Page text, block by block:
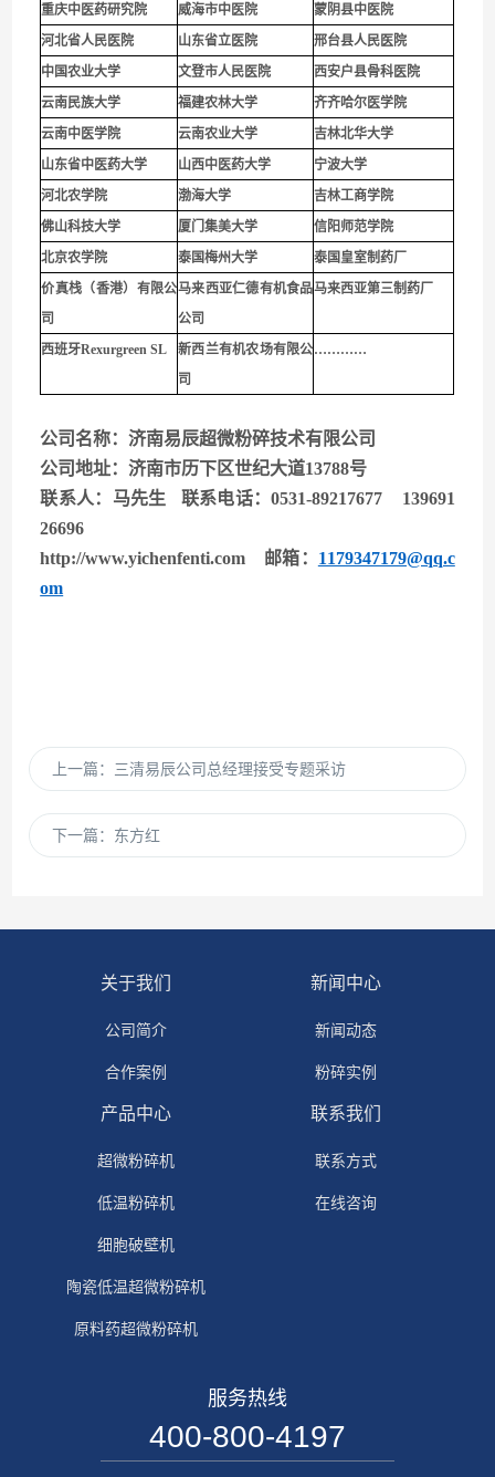
重庆中医药研究院 威海市中医院
蒙阴县中医院
河北省人民医院
山东省立医院
邢台县人民医院
中国农业大学
文登市人民医院
西安户县骨科医院
云南民族大学
福建农林大学
齐齐哈尔医学院
云南中医学院
云南农业大学
吉林北华大学
山东省中医药大学
山西中医药大学
宁波大学
河北农学院
渤海大学
吉林工商学院
佛山科技大学
厦门集美大学
信阳师范学院
北京农学院
泰国梅州大学
泰国皇室制药厂
价真栈（香港）有限公
司
马来西亚仁德有机食品
公司
马来西亚第三制药厂
西班牙Rexurgreen SL
新西兰有机农场有限公
司
…………
公司名称：济南易辰超微粉碎技术有限公司
公司地址：济南市历下区世纪大道13788号
联系人：马先生 联系电话：0531-89217677 139691
26696
http://www.yichenfenti.com
邮箱： 1179347179@qq.c
om
上一篇： 三清易辰公司总经理接受专题采访
下一篇： 东方红
关于我们
公司简介
合作案例
新闻中心
新闻动态
粉碎实例
产品中心
超微粉碎机
低温粉碎机
细胞破壁机
陶瓷低温超微粉碎机
原料药超微粉碎机
联系我们
联系方式
在线咨询
服务热线
400-800-4197